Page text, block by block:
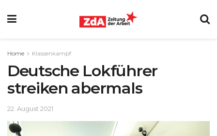
Home Klassenkampf
Deutsche Lokführer
streiken abermals
22. August 2021